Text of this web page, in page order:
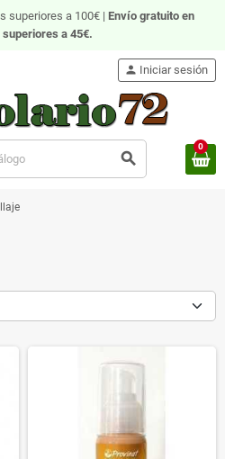
superiores a 100€ | Envío gratuito en
a 45€.
search
person Iniciar sesión
0